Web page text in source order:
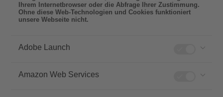
Ihrem Internetbrowser oder die Abfrage Ihrer Zustimmung.
Ohne diese Web-Technologien und Cookies funktioniert
unsere Webseite nicht.
Adobe Launch
Amazon Web Services